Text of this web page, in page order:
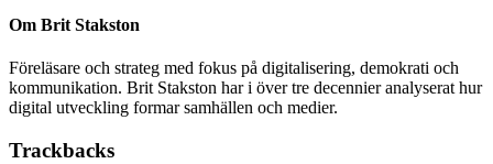
Om Brit Stakston
Föreläsare och strateg med fokus på digitalisering, demokrati och
kommunikation. Brit Stakston har i över tre decennier analyserat hur
digital utveckling formar samhällen och medier.
Trackbacks